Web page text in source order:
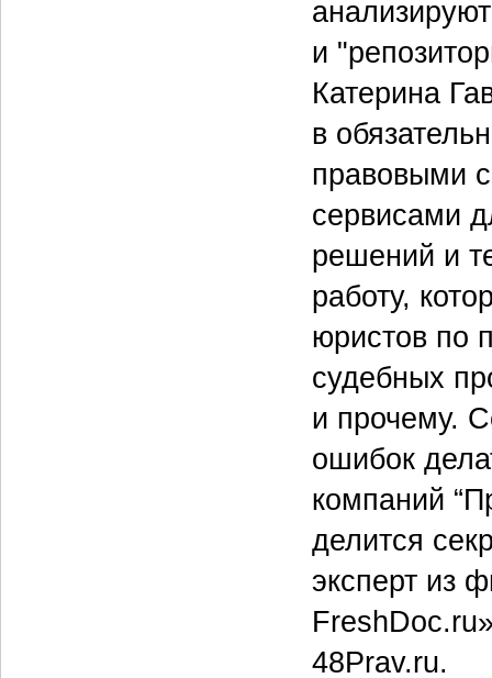
и
Катерина
в
правовыми
сервисами
решений и
работу,
юристов по
судебных
и прочему.
ошибок
компаний
делится
эксперт из
48Prav.ru.